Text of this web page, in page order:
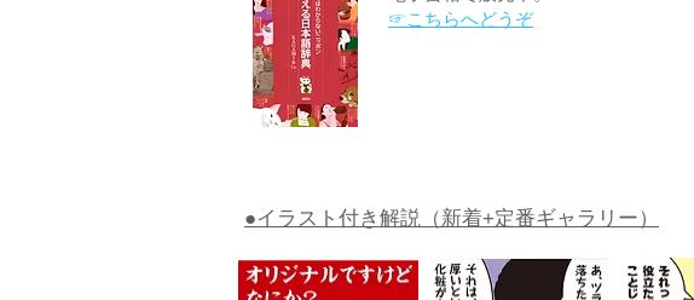
☞こちらへどうぞ
●イラスト付き解説（新着+定番ギャラリー）